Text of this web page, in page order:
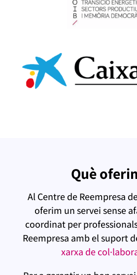
Què
Al Centre de Reempresa
oferim un servei sense
coordinat per
Reempresa amb el suport
xarxa de